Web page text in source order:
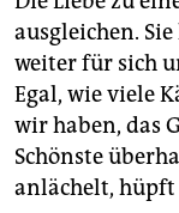
ausgleichen.
weiter für sich
Egal, wie viele
wir haben, das
Schönste
anlächelt, hüpft